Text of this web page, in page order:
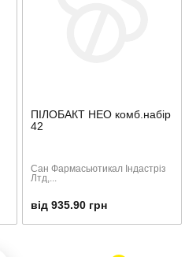
ПІЛОБАКТ НЕО комб.набір
42
Сан Фармасьютикал Індастріз
Лтд,...
від 935.90 грн